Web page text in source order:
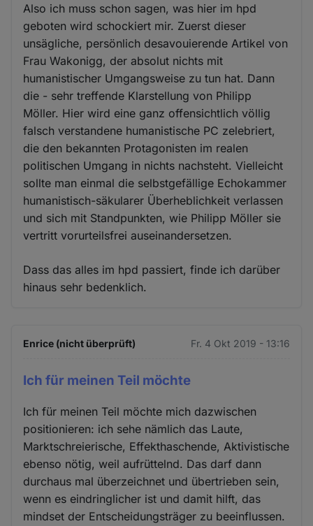
Also ich muss schon sagen, was hier im hpd
geboten wird schockiert mir. Zuerst dieser
unsägliche, persönlich desavouierende Artikel von
Frau Wakonigg, der absolut nichts mit
humanistischer Umgangsweise zu tun hat. Dann
die - sehr treffende Klarstellung von Philipp
Möller. Hier wird eine ganz offensichtlich völlig
falsch verstandene humanistische PC zelebriert,
die den bekannten Protagonisten im realen
politischen Umgang in nichts nachsteht. Vielleicht
sollte man einmal die selbstgefällige Echokammer
humanistisch-säkularer Überheblichkeit verlassen
und sich mit Standpunkten, wie Philipp Möller sie
vertritt vorurteilsfrei auseinandersetzen.
Dass das alles im hpd passiert, finde ich darüber
hinaus sehr bedenklich.
Enrice (nicht überprüft) Fr. 4 Okt 2019 - 13:16
Ich für meinen Teil möchte
Ich für meinen Teil möchte mich dazwischen
positionieren: ich sehe nämlich das Laute,
Marktschreierische, Effekthaschende, Aktivistische
ebenso nötig, weil aufrüttelnd. Das darf dann
durchaus mal überzeichnet und übertrieben sein,
wenn es eindringlicher ist und damit hilft, das
mindset der Entscheidungsträger zu beeinflussen.